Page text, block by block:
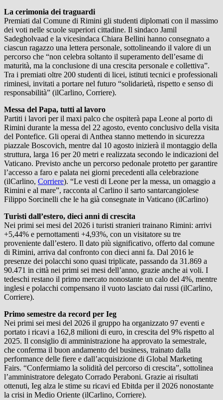
La cerimonia dei traguardi
Premiati dal Comune di Rimini gli studenti diplomati con il massimo
dei voti nelle scuole superiori cittadine. Il sindaco Jamil
Sadegholvaad e la vicesindaca Chiara Bellini hanno consegnato a
ciascun ragazzo una lettera personale, sottolineando il valore di un
percorso che “non celebra soltanto il superamento dell’esame di
maturità, ma la conclusione di una crescita personale e collettiva”.
Tra i premiati oltre 200 studenti di licei, istituti tecnici e professionali
riminesi, invitati a portare nel futuro “solidarietà, rispetto e senso di
responsabilità” (ilCarlino, Corriere).
Messa del Papa, tutti al lavoro
Partiti i lavori per il maxi palco che ospiterà papa Leone al porto di
Rimini durante la messa del 22 agosto, evento conclusivo della visita
del Pontefice. Gli operai di Anthea stanno mettendo in sicurezza
piazzale Boscovich, mentre dal 10 agosto inizierà il montaggio della
struttura, larga 16 per 20 metri e realizzata secondo le indicazioni del
Vaticano. Previsto anche un percorso pedonale protetto per garantire
l’accesso a faro e palata nei giorni precedenti alla celebrazione
(ilCarlino, Corriere). “Le vesti di Leone per la messa, un omaggio a
Rimini e al mare”, racconta al Carlino il sarto santarcangiolese
Filippo Sorcinelli che le ha già consegnate in Vaticano (ilCarlino)
Turisti dall’estero, dieci anni di crescita
Nei primi sei mesi del 2026 i turisti stranieri trainano Rimini: arrivi
+5,44% e pernottamenti +4,93%, con un visitatore su tre
proveniente dall’estero. Il dato più significativo, offerto dal comune
di Rimini, arriva dal confronto con dieci anni fa. Dal 2016 le
presenze dei polacchi sono quasi triplicate, passando da 31.869 a
90.471 in città nei primi sei mesi dell’anno, grazie anche ai voli. I
tedeschi restano il primo mercato nonostante un calo del 4%, mentre
inglesi e polacchi compensano il vuoto lasciato dai russi (ilCarlino,
Corriere).
Primo semestre da record per Ieg
Nei primi sei mesi del 2026 il gruppo ha organizzato 97 eventi e
portato i ricavi a 162,8 milioni di euro, in crescita del 9% rispetto al
2025. Il consiglio di amministrazione ha approvato la semestrale,
che conferma il buon andamento del business, trainato dalla
performance delle fiere e dall’acquisizione di Global Marketing
Fairs. “Confermiamo la solidità del percorso di crescita”, sottolinea
l’amministratore delegato Corrado Peraboni. Grazie ai risultati
ottenuti, Ieg alza le stime su ricavi ed Ebitda per il 2026 nonostante
la crisi in Medio Oriente (ilCarlino, Corriere).